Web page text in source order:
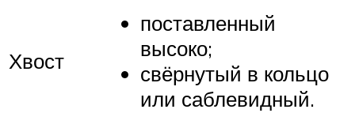
Хвост
поставленный
высоко;
свёрнутый в кольцо
или саблевидный.